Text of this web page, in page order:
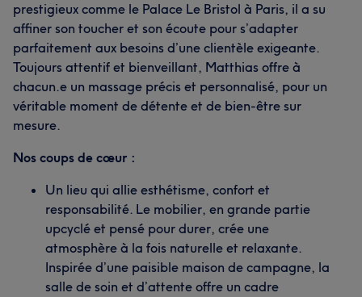
prestigieux comme le Palace Le Bristol à Paris, il a su
affiner son toucher et son écoute pour s’adapter
parfaitement aux besoins d’une clientèle exigeante.
Toujours attentif et bienveillant, Matthias offre à
chacun.e un massage précis et personnalisé, pour un
véritable moment de détente et de bien-être sur
mesure.
Nos coups de cœur :
Un lieu qui allie esthétisme, confort et
responsabilité. Le mobilier, en grande partie
upcyclé et pensé pour durer, crée une
atmosphère à la fois naturelle et relaxante.
Inspirée d’une paisible maison de campagne, la
salle de soin et d’attente offre un cadre